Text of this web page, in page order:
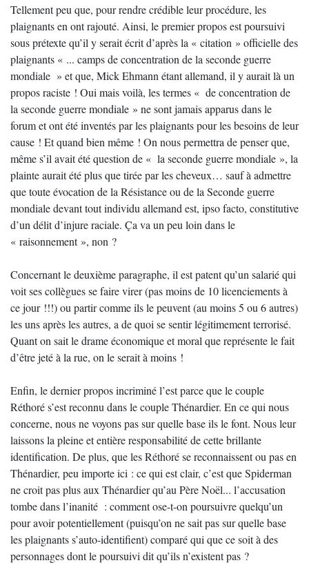
Tellement peu que, pour rendre crédible leur procédure, les
plaignants en ont rajouté. Ainsi, le premier propos est poursuivi
sous prétexte qu’il y serait écrit d’après la « citation » officielle des
plaignants « ... camps de concentration de la seconde guerre
mondiale » et que, Mick Ehmann étant allemand, il y aurait là un
propos raciste ! Oui mais voilà, les termes « de concentration de
la seconde guerre mondiale » ne sont jamais apparus dans le
forum et ont été inventés par les plaignants pour les besoins de leur
cause ! Et quand bien même ! On nous permettra de penser que,
même s’il avait été question de « la seconde guerre mondiale », la
plainte aurait été plus que tirée par les cheveux… sauf à admettre
que toute évocation de la Résistance ou de la Seconde guerre
mondiale devant tout individu allemand est, ipso facto, constitutive
d’un délit d’injure raciale. Ça va un peu loin dans le
« raisonnement », non ?
Concernant le deuxième paragraphe, il est patent qu’un salarié qui
voit ses collègues se faire virer (pas moins de 10 licenciements à
ce jour !!!) ou partir comme ils le peuvent (au moins 5 ou 6 autres)
les uns après les autres, a de quoi se sentir légitimement terrorisé.
Quant on sait le drame économique et moral que représente le fait
d’être jeté à la rue, on le serait à moins !
Enfin, le dernier propos incriminé l’est parce que le couple
Réthoré s’est reconnu dans le couple Thénardier. En ce qui nous
concerne, nous ne voyons pas sur quelle base ils le font. Nous leur
laissons la pleine et entière responsabilité de cette brillante
identification. De plus, que les Réthoré se reconnaissent ou pas en
Thénardier, peu importe ici : ce qui est clair, c’est que Spiderman
ne croit pas plus aux Thénardier qu’au Père Noël... l’accusation
tombe dans l’inanité : comment ose-t-on poursuivre quelqu’un
pour avoir potentiellement (puisqu’on ne sait pas sur quelle base
les plaignants s’auto-identifient) comparé qui que ce soit à des
personnages dont le poursuivi dit qu’ils n’existent pas ?